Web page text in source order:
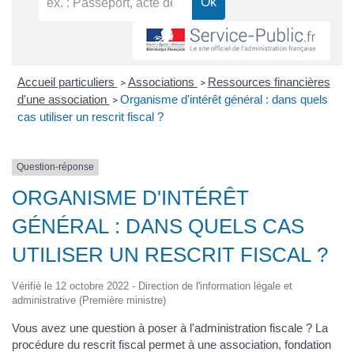
Accueil particuliers > Associations > Ressources financières
d'une association > Organisme d'intérêt général : dans quels
cas utiliser un rescrit fiscal ?
Question-réponse
ORGANISME D'INTÉRÊT
GÉNÉRAL : DANS QUELS CAS
UTILISER UN RESCRIT FISCAL ?
Vérifié le 12 octobre 2022 - Direction de l'information légale et
administrative (Première ministre)
Vous avez une question à poser à l'administration fiscale ? La
procédure du rescrit fiscal permet à une association, fondation